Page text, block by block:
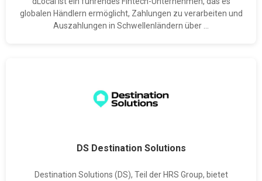
globalen Händlern ermöglicht, Zahlungen zu verarbeiten und
Auszahlungen in Schwellenländern über ...
DS Destination Solutions
Destination Solutions (DS), Teil der HRS Group, bietet